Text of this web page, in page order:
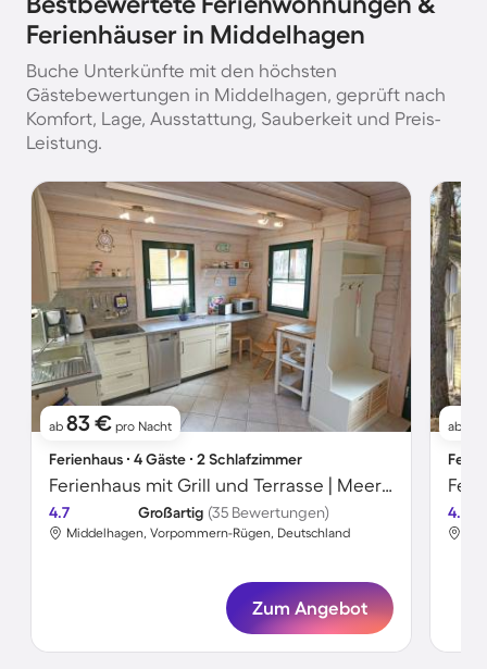
Ferienhäuser in Middelhagen
Buche Unterkünfte mit den höchsten
Gästebewertungen in Middelhagen, geprüft nach
Komfort, Lage, Ausstattung, Sauberkeit und Preis-
Leistung.
ab 83 € pro Nacht
Ferienhaus ∙ 4 Gäste ∙ 2 Schlafzimmer
Ferienhaus mit Grill und Terrasse | Meerblick
4.7 Großartig (35 Bewertungen)
Middelhagen, Vorpommern-Rügen, Deutschland
Zum Angebot
ab
4.5